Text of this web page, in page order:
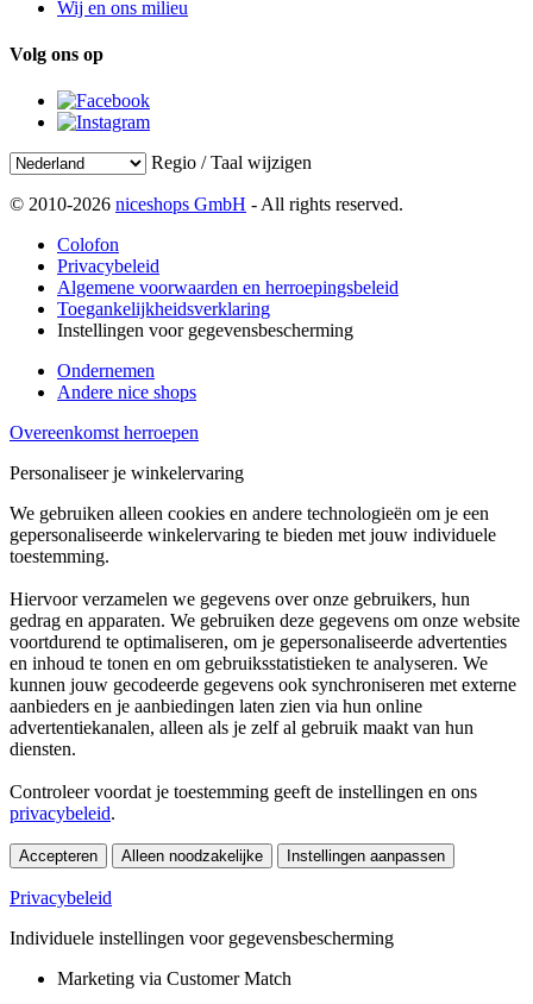
Wij en ons milieu
Volg ons op
Regio / Taal wijzigen
© 2010-2026 niceshops GmbH - All rights reserved.
Colofon
Privacybeleid
Algemene voorwaarden en herroepingsbeleid
Toegankelijkheidsverklaring
Instellingen voor gegevensbescherming
Ondernemen
Andere nice shops
Overeenkomst herroepen
Personaliseer je winkelervaring
We gebruiken alleen cookies en andere technologieën om je een
gepersonaliseerde winkelervaring te bieden met jouw individuele
toestemming.
Hiervoor verzamelen we gegevens over onze gebruikers, hun
gedrag en apparaten. We gebruiken deze gegevens om onze website
voortdurend te optimaliseren, om je gepersonaliseerde advertenties
en inhoud te tonen en om gebruiksstatistieken te analyseren. We
kunnen jouw gecodeerde gegevens ook synchroniseren met externe
aanbieders en je aanbiedingen laten zien via hun online
advertentiekanalen, alleen als je zelf al gebruik maakt van hun
diensten.
Controleer voordat je toestemming geeft de instellingen en ons
privacybeleid.
Accepteren Alleen noodzakelijke Instellingen aanpassen
Privacybeleid
Individuele instellingen voor gegevensbescherming
Marketing via Customer Match